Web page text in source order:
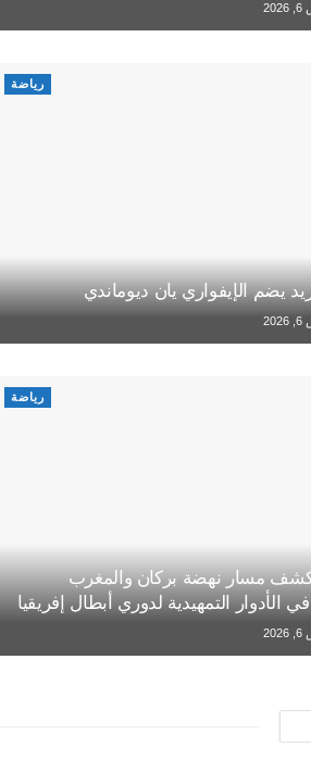
رياضة
يضم الإيفواري يان ديوماندي
رياضة
مسار نهضة بركان والمغرب
الأدوار التمهيدية لدوري أبطال إفريقيا